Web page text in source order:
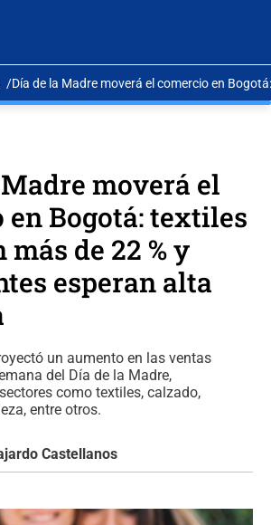
Día de la Madre moverá el comercio en
moverá el
en Bogotá: textiles
de 22 % y
esperan alta
un aumento en las ventas
del Día de la Madre,
como textiles, calzado,
entre otros.
Castellanos